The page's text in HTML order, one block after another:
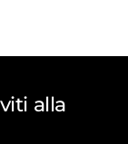
alla